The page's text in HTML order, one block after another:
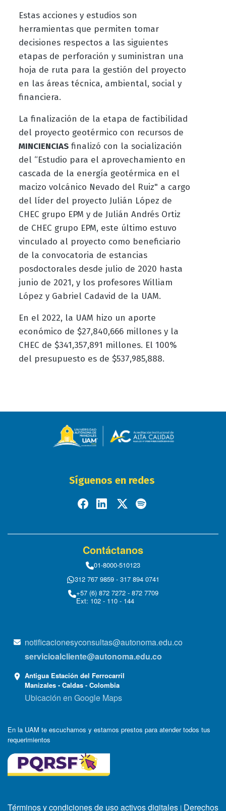
Estas acciones y estudios son
herramientas que permiten tomar
decisiones respectos a las siguientes
etapas de perforación y suministran una
hoja de ruta para la gestión del proyecto
en las áreas técnica, ambiental, social y
financiera.
La finalización de la etapa de factibilidad
del proyecto geotérmico con recursos de
MINCIENCIASfinalizó con la socialización
del “Estudio para el aprovechamiento en
cascada de la energía geotérmica en el
macizo volcánico Nevado del Ruiz" a cargo
del líder del proyecto Julián López de
CHEC grupo EPM y de Julián Andrés Ortiz
de CHEC grupo EPM, este último estuvo
vinculado al proyecto como beneficiario
de la convocatoria de estancias
posdoctorales desde julio de 2020 hasta
junio de 2021, y los profesores William
López y Gabriel Cadavid de la UAM.
En el 2022, la UAM hizo un aporte
económico de $27,840,666 millones y la
CHEC de $341,357,891 millones. El 100%
del presupuesto es de $537,985,888.
Síguenos en redes
Contáctanos
01-8000-510123
312 767 9859 - 317 894 0741
+57 (6) 872 7272 - 872 7709
Ext: 102 - 110 - 144
notificacionesyconsultas@autonoma.edu.co
servicioalcliente@autonoma.edu.co
Antigua Estación del Ferrocarril
Manizales - Caldas - Colombia
Ubicación en Google Maps
En la UAM te escuchamos y estamos prestos para atender todos tus
requerimientos
Términos y condiciones de uso activos digitales | Derechos